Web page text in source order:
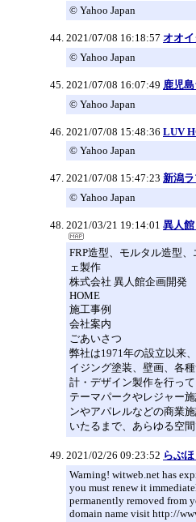
© Yahoo Japan
2021/07/08 16:18:57 オオ
© Yahoo Japan
2021/07/08 16:07:49 鹿児
© Yahoo Japan
2021/07/08 15:48:36 LUV
© Yahoo Japan
2021/07/08 15:47:23 新潟
© Yahoo Japan
2021/03/21 19:14:01 異人
FRP造型、モルタル造型
ェ製作
株式会社 異人館企画開発
HOME
施工事例
会社案内
ごあいさつ
弊社は1971年の設立以来
イジング塗装、壁画、各
計・デザイン製作を行って
テーマパークやレジャー
ンやアパレルなどの商業
いたるまで、あらゆる空
2021/02/26 09:23:52 らぶ
Warning! witweb.net has
you must renew it
permanently removed from
domain name visit http://